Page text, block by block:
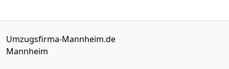
Umzugsfirma-Mannheim.de
Mannheim